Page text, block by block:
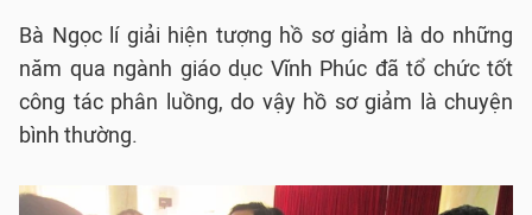
Bà Ngọc lí giải hiện tượng hồ sơ giảm là do những
năm qua ngành giáo dục Vĩnh Phúc đã tổ chức tốt
công tác phân luồng, do vậy hồ sơ giảm là chuyện
bình thường.